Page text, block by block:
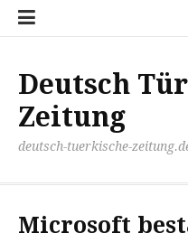
Zum
Inhalt
Deutsch
Zeitung
deutsch-tuerkische-
Microsoft